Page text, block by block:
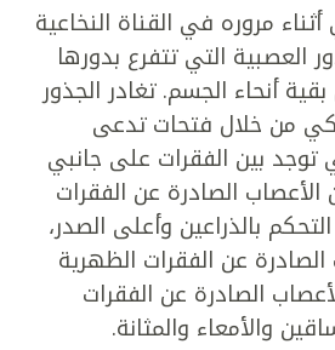
مروره في القناة النخاعية
العصبية التي تتفرع بدورها
أنحاء الجسم. تغادر الجذور
من خلال فتحات تدعى
توجد بين الفقرات على جانبي
الصادرة عن الفقرات
بالذراعين وأعلى الصدر،
عن الفقرات الظهرية
الصادرة عن الفقرات
والأمعاء والمثانة.